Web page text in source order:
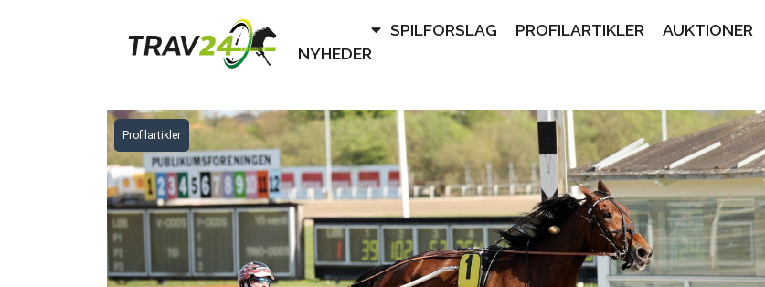
Profilartikler
NYHEDER
SPILFORSLAG PROFILARTIKLER AUKTIONER